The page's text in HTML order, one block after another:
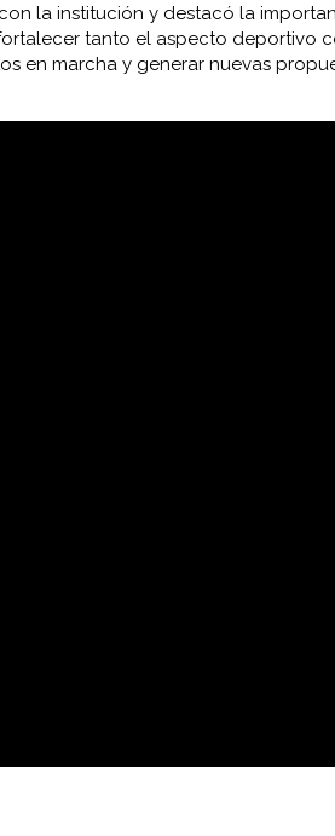
la institución y destacó la
tanto el aspecto deportivo
en marcha y generar nuevas